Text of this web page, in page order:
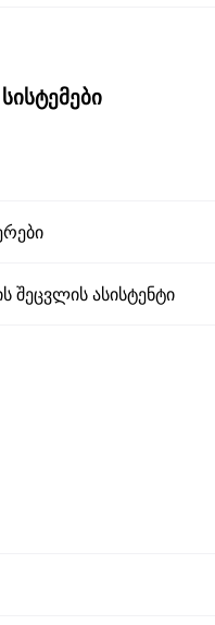
შეცვლის ასისტენტი